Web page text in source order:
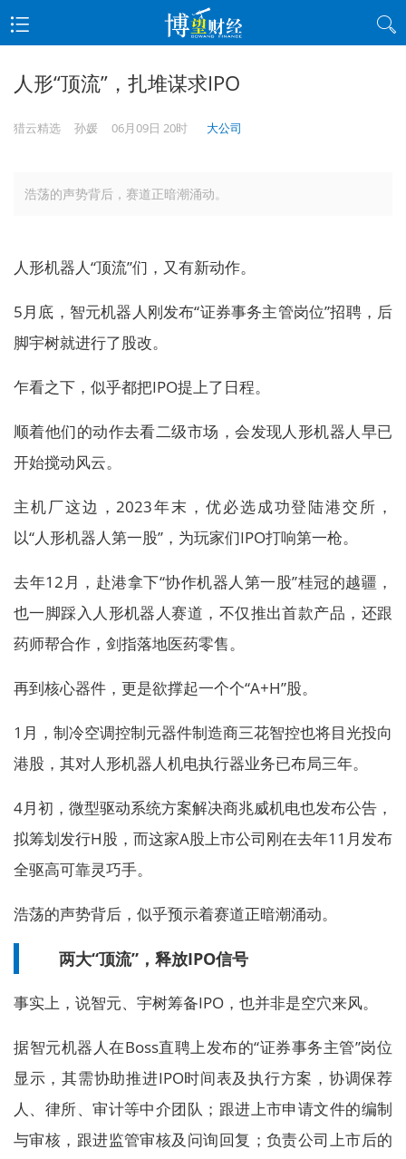
人形“顶流”，扎堆谋求IPO
猎云精选 孙媛 06月09日 20时 大公司
浩荡的声势背后，赛道正暗潮涌动。
人形机器人“顶流”们，又有新动作。
5月底，智元机器人刚发布“证券事务主管岗位”招聘，后
脚宇树就进行了股改。
乍看之下，似乎都把IPO提上了日程。
顺着他们的动作去看二级市场，会发现人形机器人早已
开始搅动风云。
主机厂这边，2023年末，优必选成功登陆港交所，
以“人形机器人第一股”，为玩家们IPO打响第一枪。
去年12月，赴港拿下“协作机器人第一股”桂冠的越疆，
也一脚踩入人形机器人赛道，不仅推出首款产品，还跟
药师帮合作，剑指落地医药零售。
再到核心器件，更是欲撑起一个个“A+H”股。
1月，制冷空调控制元器件制造商三花智控也将目光投向
港股，其对人形机器人机电执行器业务已布局三年。
4月初，微型驱动系统方案解决商兆威机电也发布公告，
拟筹划发行H股，而这家A股上市公司刚在去年11月发布
全驱高可靠灵巧手。
浩荡的声势背后，似乎预示着赛道正暗潮涌动。
两大“顶流”，释放IPO信号
事实上，说智元、宇树筹备IPO，也并非是空穴来风。
据智元机器人在Boss直聘上发布的“证券事务主管”岗位
显示，其需协助推进IPO时间表及执行方案，协调保荐
人、律所、审计等中介团队；跟进上市申请文件的编制
与审核，跟进监管审核及问询回复；负责公司上市后的